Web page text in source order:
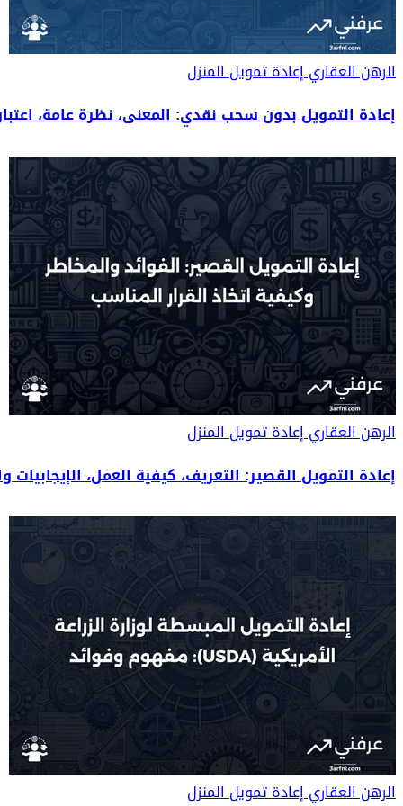
الرهن العقاريإعادة تمويل المنزل
إعادة التمويل بدون سحب نقدي: المعنى، نظرة عامة،
الرهن العقاريإعادة تمويل المنزل
إعادة التمويل القصير: التعريف، كيفية العمل، الإيجابيات
الرهن العقاريإعادة تمويل المنزل